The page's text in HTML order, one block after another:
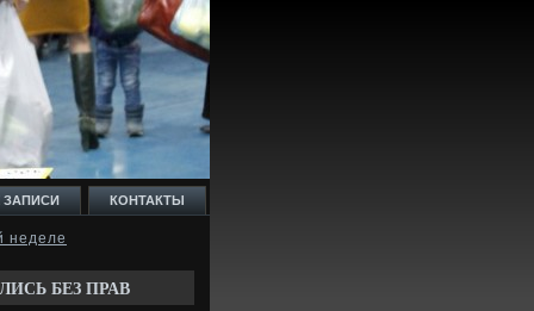
ЗАПИСИ КОНТАКТЫ
неделе
БЕЗ ПРАВ